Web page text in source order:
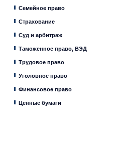
Семейное право
Страхование
Суд и арбитраж
Таможенное право, ВЭД
Трудовое право
Уголовное право
Финансовое право
Ценные бумаги